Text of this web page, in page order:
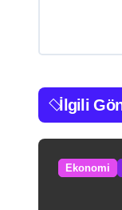
z
i
İlgili
Ekonomi